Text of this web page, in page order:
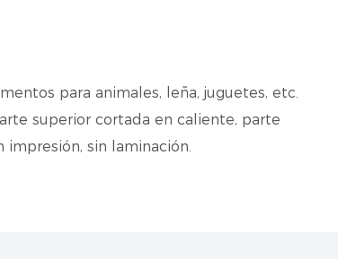
para animales, leña, juguetes, etc.
superior cortada en caliente, parte
sin laminación.